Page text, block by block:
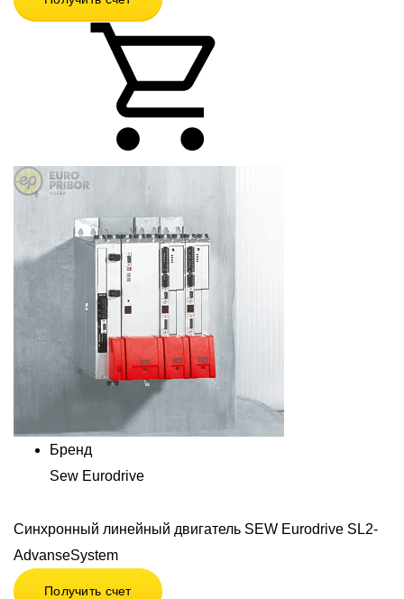
Бренд
Sew Eurodrive
Синхронный линейный двигатель SEW Eurodrive SL2-
AdvanseSystem
Получить счет